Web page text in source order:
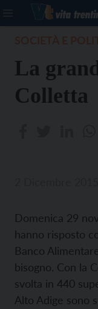
La
Colletta
Domenica 29
hanno risposto
Banco
bisogno. Con la
svolta in 440
Alto Adige sono